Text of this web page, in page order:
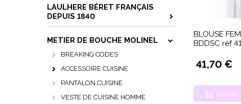
LAULHERE BÉRET FRANÇAIS
DEPUIS 1840
METIER DE BOUCHE MOLINEL
BREAKING CODES
ACCESSOIRE CUISINE
PANTALON CUISINE
VESTE DE CUISINE HOMME
BLOUSE
BDDSC réf
41,70 €
Choisir